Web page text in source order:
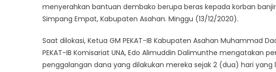
menyerahkan bantuan dembako berupa beras kepada korban
Simpang Empat, Kabupaten Asahan. Minggu (13/12/2020).
Saat dilokasi, Ketua GM PEKAT-IB Kabupaten Asahan Muhammad
PEKAT-IB Komisariat UNA, Edo Alimuddin Dalimunthe mengatakan
penggalangan dana yang dilakukan mereka sejak 2 (dua) hari yang